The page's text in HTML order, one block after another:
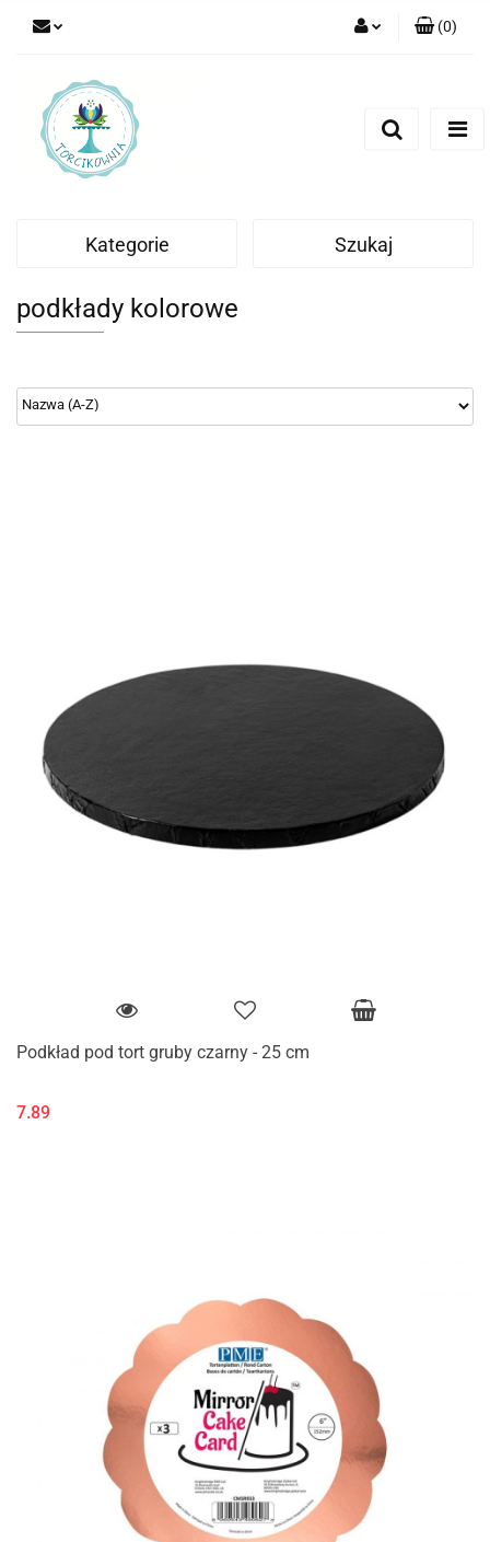
(0)
Kategorie Szukaj
podkłady kolorowe
Podkład pod tort gruby czarny - 25 cm
7.89